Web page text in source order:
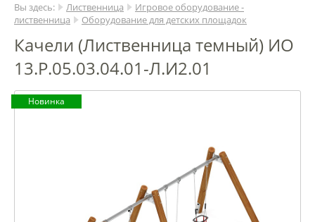
Вы здесь: Лиственница
Игровое оборудование -
лиственница
Оборудование для детских площадок
Качели (Лиственница темный) ИО
13.Р.05.03.04.01-Л.И2.01
Новинка